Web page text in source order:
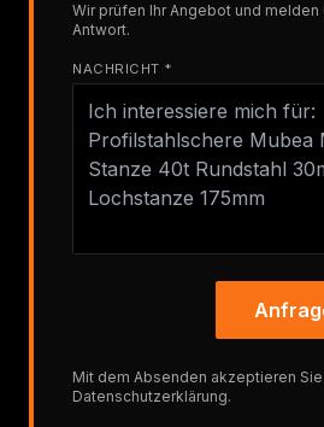
Wir prüfen Ihr Angebot und melden
Antwort.
NACHRICHT *
Mit dem Absenden akzeptieren
Datenschutzerklärung.